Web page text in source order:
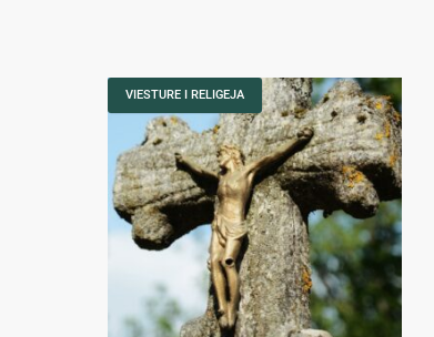
VIESTURE I RELIGEJA